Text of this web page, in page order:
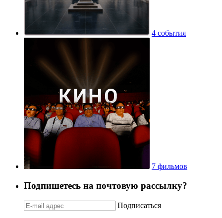
4 события
7 фильмов
Подпишетесь на почтовую рассылку?
Подписаться